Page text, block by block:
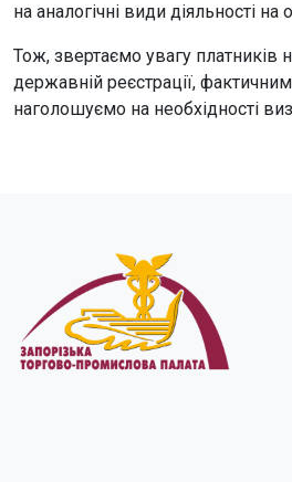
на аналогічні види діяльності
Тож, звертаємо увагу платників
державній реєстрації,
наголошуємо на необхідності